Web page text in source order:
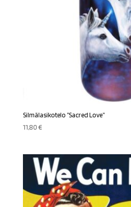
Silmälasikotelo ”Sacred Love”
11,80€